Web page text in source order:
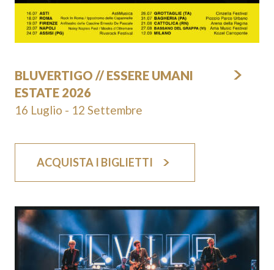
BLUVERTIGO // ESSERE UMANI
ESTATE 2026
16 Luglio - 12 Settembre
ACQUISTA I BIGLIETTI